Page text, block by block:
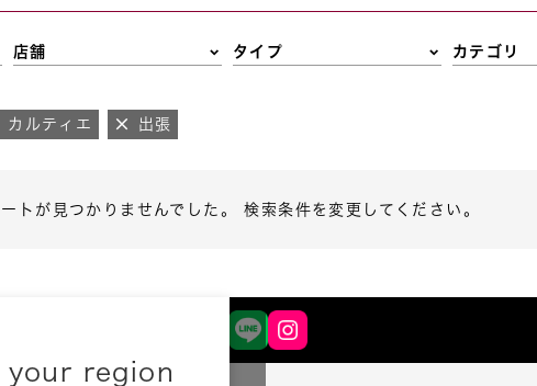
店舗 タイプ カテゴリ
カルティエ 出張
トが見つかりませんでした。 検索条件を変更してください。
region